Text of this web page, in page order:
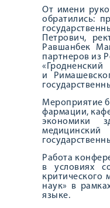
От имени
обратились:
Петрович,
Равшанбек
партнеров из
и
Мероприятие
фармации,
экономики
медицинский
Работа
в условиях
критического
наук» в
языке.